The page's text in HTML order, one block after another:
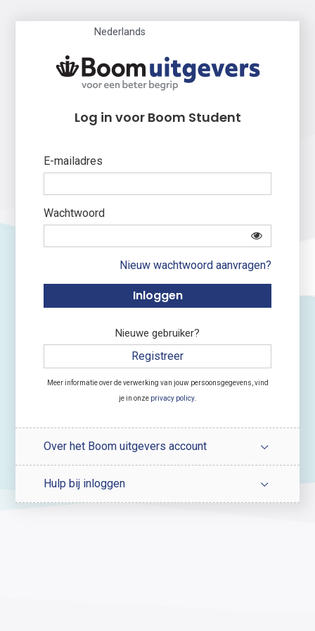
Nederlands
Log in voor Boom Student
E-mailadres
Wachtwoord
Nieuw wachtwoord aanvragen?
Nieuwe gebruiker?
Registreer
Meer informatie over de verwerking van jouw persoonsgegevens, vind
je in onze privacy policy.
Over het Boom uitgevers account
Hulp bij inloggen